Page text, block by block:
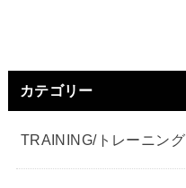
カテゴリー
TRAINING/トレーニング